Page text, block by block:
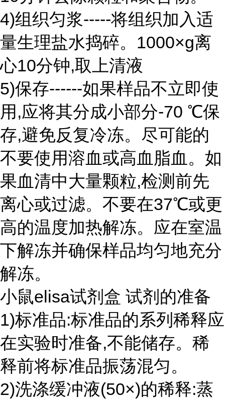
4)组织匀浆-----将组织加入适
量生理盐水捣碎。1000×g离
心10分钟,取上清液
5)保存------如果样品不立即使
用,应将其分成小部分-70 ℃保
存,避免反复冷冻。尽可能的
不要使用溶血或高血脂血。如
果血清中大量颗粒,检测前先
离心或过滤。不要在37℃或更
高的温度加热解冻。应在室温
下解冻并确保样品均匀地充分
解冻。
小鼠elisa试剂盒 试剂的准备
1)标准品:标准品的系列稀释应
在实验时准备,不能储存。稀
释前将标准品振荡混匀。
2)洗涤缓冲液(50×)的稀释:蒸